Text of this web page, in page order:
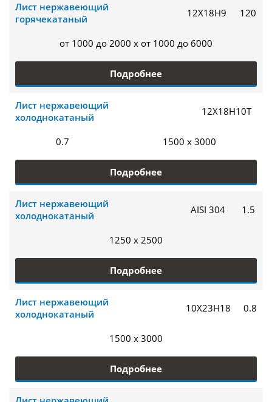
Лист нержавеющий
горячекатаный
12Х18Н9 120
от 1000 до 2000 x от 1000 до 6000
Подробнее
Лист нержавеющий
холоднокатаный
12Х18Н10Т
0.7 1500 x 3000
Подробнее
Лист нержавеющий
холоднокатаный
AISI 304 1.5
1250 x 2500
Подробнее
Лист нержавеющий
холоднокатаный
10Х23Н18 0.8
1500 x 3000
Подробнее